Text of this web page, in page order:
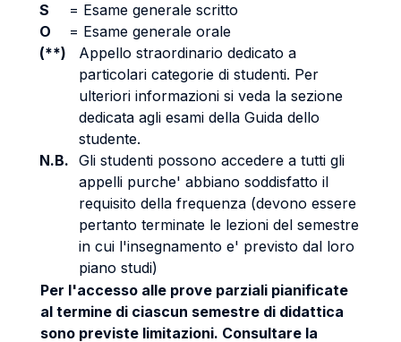
S
= Esame generale scritto
O
= Esame generale orale
(**)
Appello straordinario dedicato a
particolari categorie di studenti. Per
ulteriori informazioni si veda la sezione
dedicata agli esami della Guida dello
studente.
N.B. Gli studenti possono accedere a tutti gli
appelli purche' abbiano soddisfatto il
requisito della frequenza (devono essere
pertanto terminate le lezioni del semestre
in cui l'insegnamento e' previsto dal loro
piano studi)
Per l'accesso alle prove parziali pianificate
al termine di ciascun semestre di didattica
sono previste limitazioni. Consultare la